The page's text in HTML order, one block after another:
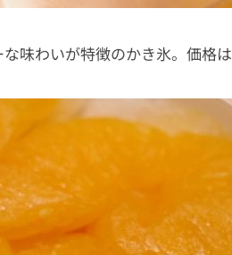
味わいが特徴のかき氷。価格は